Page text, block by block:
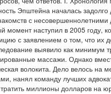
Эпштейна началась
с
наступил в 2005 году,
с заявлением о том, что их
выявило как минимум
массажи. Однако
волокита. Дело велось на
нанял команду лучших
миллионы долларов на